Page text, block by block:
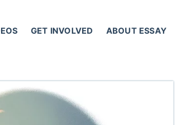
GET INVOLVED ABOUT ESSAY